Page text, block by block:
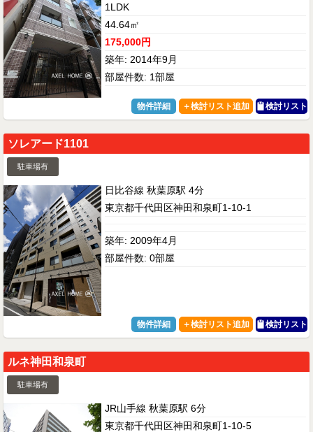
1LDK
44.64㎡
175,000円
築年: 2014年9月
部屋件数: 1部屋
物件詳細 検討リスト
ソレアード1101
駐車場有
日比谷線 秋葉原駅 4分
東京都千代田区神田和泉町1-10-1
築年: 2009年4月
部屋件数: 0部屋
物件詳細 検討リスト
ルネ神田和泉町
駐車場有
JR山手線 秋葉原駅 6分
東京都千代田区神田和泉町1-10-5